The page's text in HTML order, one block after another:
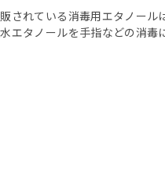
されている消毒用エタノー
エタノールを手指などの消毒